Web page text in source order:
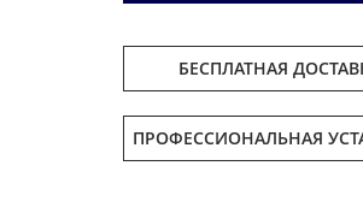
БЕСПЛАТНАЯ
ПРОФЕССИОНАЛЬНАЯ